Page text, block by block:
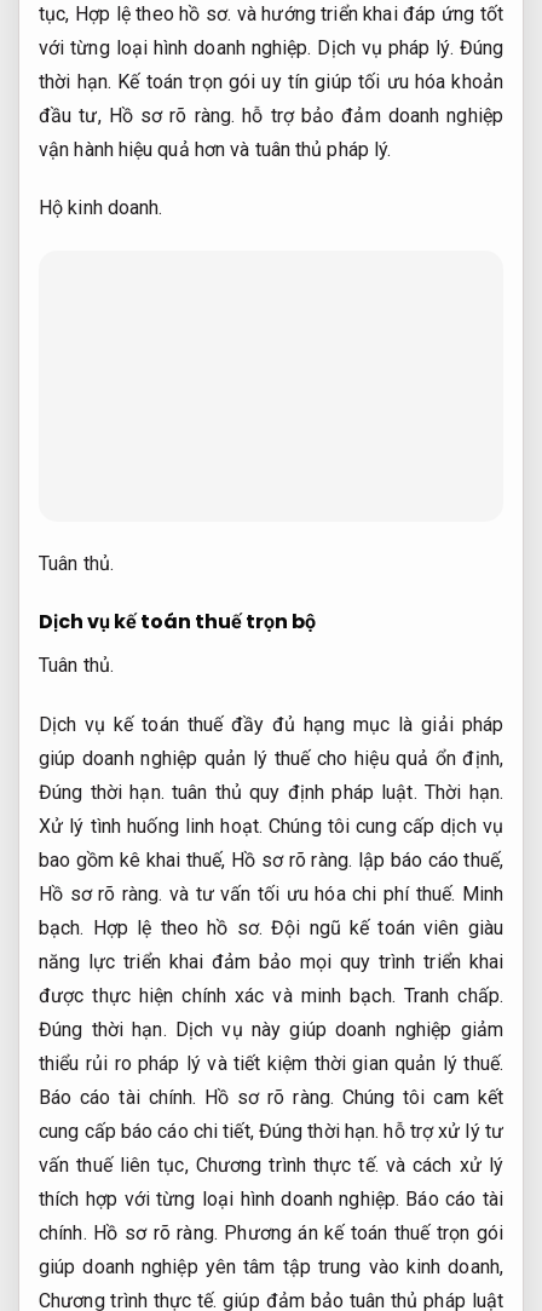
tục, Hợp lệ theo hồ sơ. và hướng triển khai đáp ứng tốt
với từng loại hình doanh nghiệp. Dịch vụ pháp lý. Đúng
thời hạn. Kế toán trọn gói uy tín giúp tối ưu hóa khoản
đầu tư, Hồ sơ rõ ràng. hỗ trợ bảo đảm doanh nghiệp
vận hành hiệu quả hơn và tuân thủ pháp lý.
Hộ kinh doanh.
Tuân thủ.
Dịch vụ kế toán thuế trọn bộ
Tuân thủ.
Dịch vụ kế toán thuế đầy đủ hạng mục là giải pháp
giúp doanh nghiệp quản lý thuế cho hiệu quả ổn định,
Đúng thời hạn. tuân thủ quy định pháp luật. Thời hạn.
Xử lý tình huống linh hoạt. Chúng tôi cung cấp dịch vụ
bao gồm kê khai thuế, Hồ sơ rõ ràng. lập báo cáo thuế,
Hồ sơ rõ ràng. và tư vấn tối ưu hóa chi phí thuế. Minh
bạch.
Hợp lệ theo hồ sơ. Đội ngũ kế toán viên giàu
năng lực triển khai đảm bảo mọi quy trình triển khai
được thực hiện chính xác và minh bạch. Tranh chấp.
Đúng thời hạn. Dịch vụ này giúp doanh nghiệp giảm
thiểu rủi ro pháp lý và tiết kiệm thời gian quản lý thuế.
Báo cáo tài chính. Hồ sơ rõ ràng. Chúng tôi cam kết
cung cấp báo cáo chi tiết, Đúng thời hạn. hỗ trợ xử lý tư
vấn thuế liên tục, Chương trình thực tế. và cách xử lý
thích hợp với từng loại hình doanh nghiệp. Báo cáo tài
chính. Hồ sơ rõ ràng. Phương án kế toán thuế trọn gói
giúp doanh nghiệp yên tâm tập trung vào kinh doanh,
Chương trình thực tế. giúp đảm bảo tuân thủ pháp luật